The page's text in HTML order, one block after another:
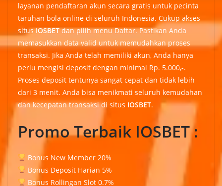
layanan pendaftaran akun secara gratis untuk pecinta
taruhan bola online di seluruh Indonesia. Cukup akses
situsIOSBETdan pilih menu Daftar. Pastikan Anda
memasukkan data valid untuk memudahkan proses
transaksi. Jika Anda telah memiliki akun, Anda hanya
perlu mengisi deposit dengan minimal Rp. 5.000,-.
Proses deposit tentunya sangat cepat dan tidak lebih
dari 3 menit. Anda bisa menikmati seluruh kemudahan
dan kecepatan transaksi di situs IOSBET.
Promo Terbaik IOSBET :
Bonus New Member 20%
Bonus Deposit Harian 5%
Bonus Rollingan Slot 0.7%